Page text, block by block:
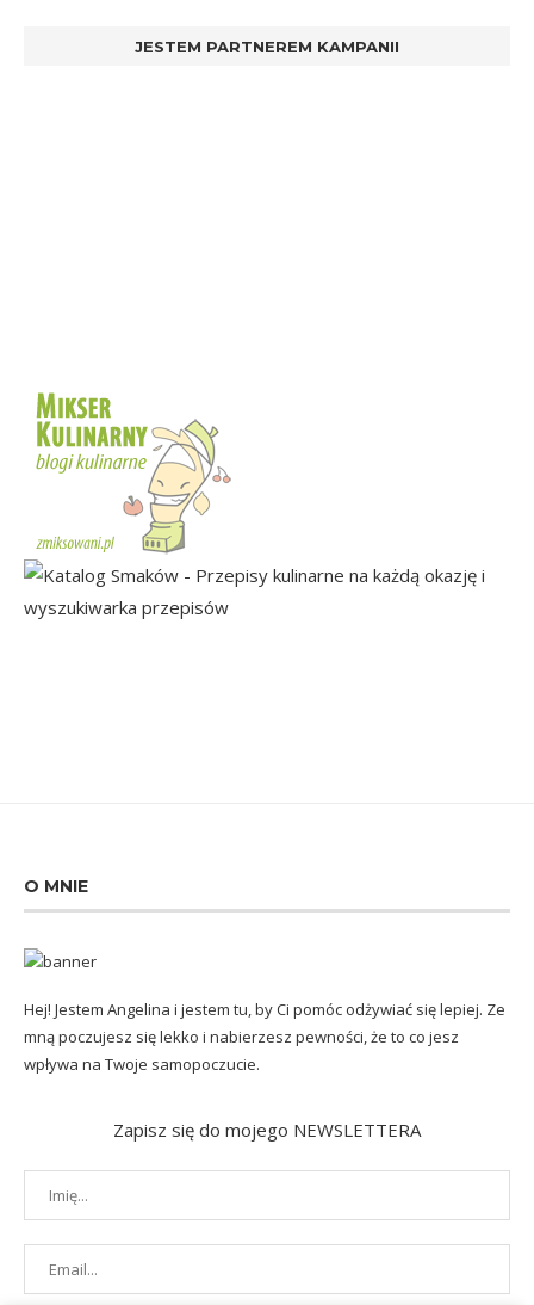
JESTEM PARTNEREM KAMPANII
O MNIE
Hej! Jestem Angelina i jestem tu, by Ci pomóc odżywiać się lepiej. Ze
mną poczujesz się lekko i nabierzesz pewności, że to co jesz
wpływa na Twoje samopoczucie.
Zapisz się do mojego NEWSLETTERA